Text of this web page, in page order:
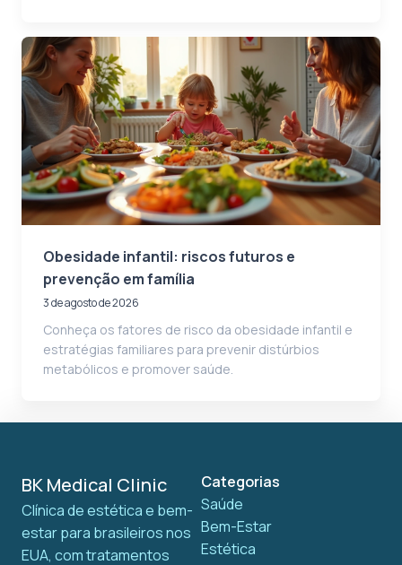
Obesidade infantil: riscos futuros e
prevenção em família
3 de agosto de 2026
Conheça os fatores de risco da obesidade infantil e
estratégias familiares para prevenir distúrbios
metabólicos e promover saúde.
BK Medical Clinic
Clínica de estética e bem-
estar para brasileiros nos
EUA, com tratamentos
Categorias
Saúde
Bem-Estar
Estética